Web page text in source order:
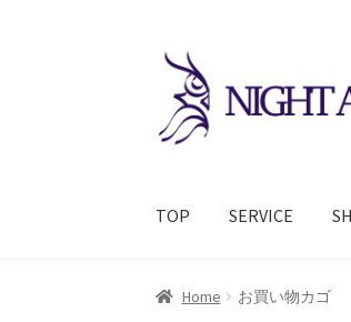
ナ
ゲ
ー
ン
キ
コ
テ
ン
ス
プ
TOP SERVICE
Home お買い物カゴ